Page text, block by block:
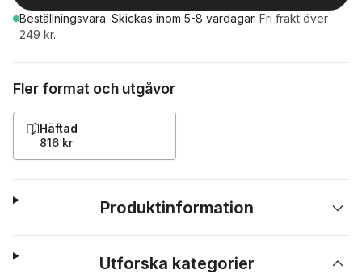
Beställningsvara. Skickas inom 5-8 vardagar. Fri frakt över
249 kr.
Fler format och utgåvor
Häftad
816 kr
Produktinformation
Utforska kategorier